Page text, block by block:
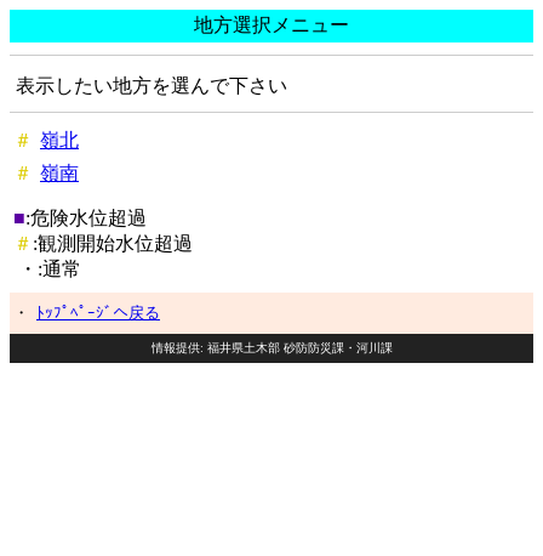
地方選択メニュー
表示したい地方を選んで下さい
＃ 嶺北
＃ 嶺南
■:危険水位超過
＃ :観測開始水位超過
・:通常
・ ﾄｯﾌﾟﾍﾟｰｼﾞへ戻る
情報提供: 福井県土木部 砂防防災課・河川課